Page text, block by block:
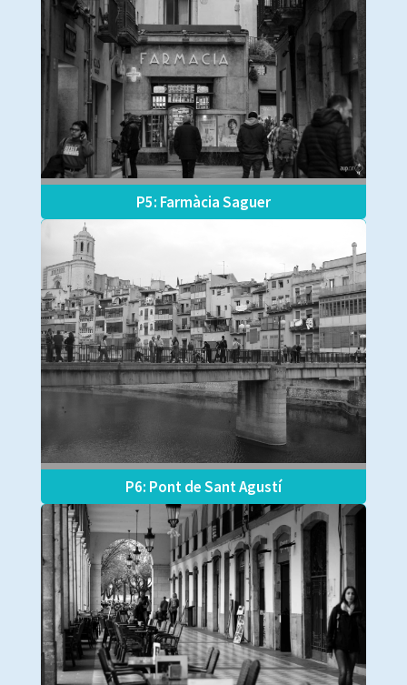
P5: Farmàcia Saguer
P6: Pont de Sant Agustí